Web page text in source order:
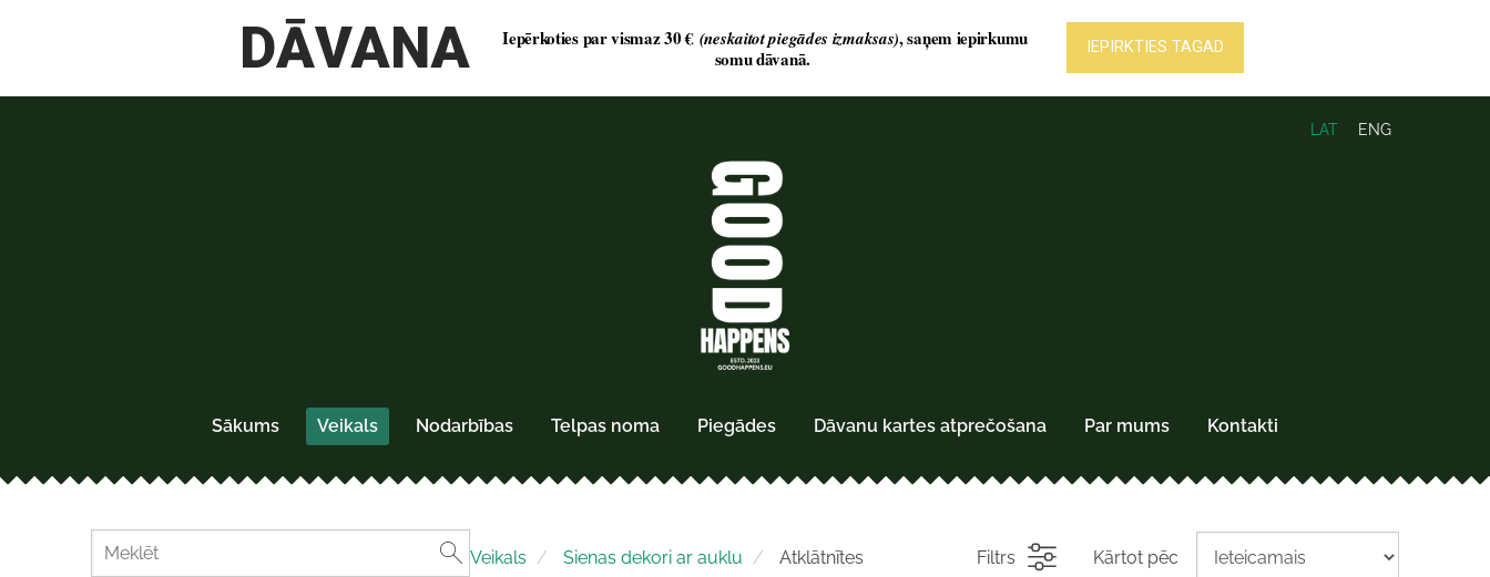
Sākums Veikals Nodarbības Telpas noma Piegādes Dāvanu kartes atprečošana Par mums Kontakti
LAT ENG
Veikals Sienas dekori ar auklu Atklātnītes Filtrs Kārtot pēc